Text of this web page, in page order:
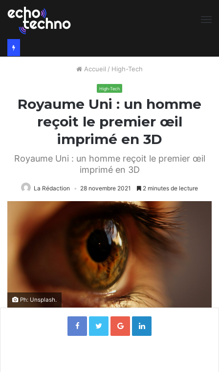
Accueil / High-Tech
High-Tech
Royaume Uni : un homme
reçoit le premier œil
imprimé en 3D
Royaume Uni : un homme reçoit le premier œil
imprimé en 3D
La Rédaction 28 novembre 2021 2 minutes de lecture
Ph: Unsplash.
FacebookTwitterGoogle+Linkedin